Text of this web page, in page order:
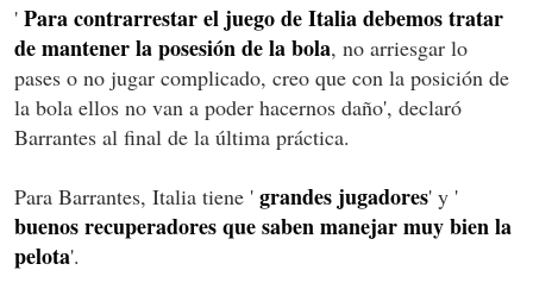
' Para contrarrestar el juego de Italia debemos tratar
de mantener la posesión de la bola, no arriesgar lo
pases o no jugar complicado, creo que con la posición de
la bola ellos no van a poder hacernos daño', declaró
Barrantes al final de la última práctica.
Para Barrantes, Italia tiene ' grandes jugadores' y '
buenos recuperadores que saben manejar muy bien la
pelota'.